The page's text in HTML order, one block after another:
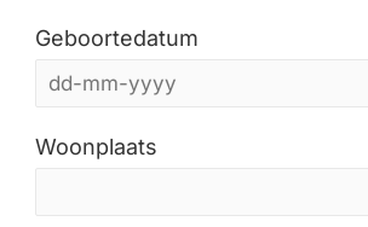
Geboortedatum
Woonplaats